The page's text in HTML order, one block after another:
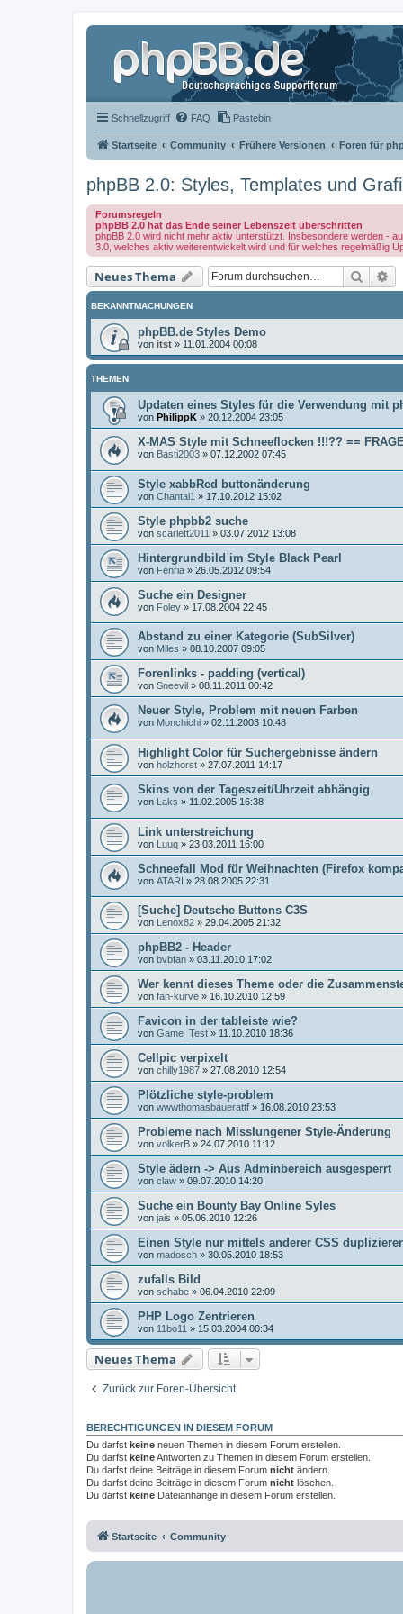
Schnellzugriff FAQ Pastebin
Startseite Community Frühere Versionen Foren für
phpBB 2.0: Styles, Templates und
Forumsregeln
phpBB 2.0 hat das Ende seiner Lebenszeit überschritten
phpBB 2.0 wird nicht mehr aktiv unterstützt. Insbesondere werden -
3.0, welches aktiv weiterentwickelt wird und für welches regelmäßig
Neues Thema Suche
BEKANNTMACHUNGEN
phpBB.de Styles Demo
von itst » 11.01.2004 00:08
THEMEN
Updaten eines Styles für die Verwendung mit
von PhilippK » 20.12.2004 23:05
X-MAS Style mit Schneeflocken !!!?? ==
von Basti2003 » 07.12.2002 07:45
Style xabbRed buttonänderung
von Chantal1 » 17.10.2012 15:02
Style phpbb2 suche
von scarlett2011 » 03.07.2012 13:08
Hintergrundbild im Style Black Pearl
von Fenria » 26.05.2012 09:54
Suche ein Designer
von Foley » 17.08.2004 22:45
Abstand zu einer Kategorie (SubSilver)
von Miles » 08.10.2007 09:05
Forenlinks - padding (vertical)
von Sneevil » 08.11.2011 00:42
Neuer Style, Problem mit neuen Farben
von Monchichi » 02.11.2003 10:48
Highlight Color für Suchergebnisse ändern
von holzhorst » 27.07.2011 14:17
Skins von der Tageszeit/Uhrzeit abhängig
von Laks » 11.02.2005 16:38
Link unterstreichung
von Luuq » 23.03.2011 16:00
Schneefall Mod für Weihnachten (Firefox
von ATARI » 28.08.2005 22:31
[Suche] Deutsche Buttons C3S
von Lenox82 » 29.04.2005 21:32
phpBB2 - Header
von bvbfan » 03.11.2010 17:02
Wer kennt dieses Theme oder die
von fan-kurve » 16.10.2010 12:59
Favicon in der tableiste wie?
von Game_Test » 11.10.2010 18:36
Cellpic verpixelt
von chilly1987 » 27.08.2010 12:54
Plötzliche style-problem
von wwwthomasbauerattf » 16.08.2010 23:53
Probleme nach Misslungener Style-Änderung
von volkerB » 24.07.2010 11:12
Style ädern -> Aus Adminbereich ausgesperrt
von claw » 09.07.2010 14:20
Suche ein Bounty Bay Online Syles
von jais » 05.06.2010 12:26
Einen Style nur mittels anderer CSS
von madosch » 30.05.2010 18:53
zufalls Bild
von schabe » 06.04.2010 22:09
PHP Logo Zentrieren
von 11bo11 » 15.03.2004 00:34
Neues Thema
Zurück zur Foren-Übersicht
BERECHTIGUNGEN IN DIESEM FORUM
Du darfst keine neuen Themen in diesem Forum erstellen.
Du darfst keineAntworten zu Themen in diesem Forum erstellen.
Du darfst deine Beiträge in diesem Forum nicht ändern.
Du darfst deine Beiträge in diesem Forum nicht löschen.
Du darfst keine Dateianhänge in diesem Forum erstellen.
Startseite Community